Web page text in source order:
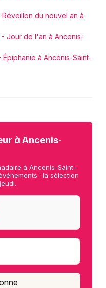
du nouvel an à
Jour de l'an à Ancenis-
à Ancenis-Saint-
à Ancenis-
à Ancenis-Saint-
: la sélection